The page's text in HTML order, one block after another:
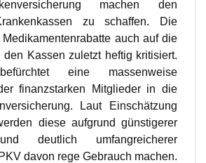
machen den
zu schaffen. Die
auch auf die
den Kassen zuletzt heftig kritisiert.
eine massenweise
finanzstarken Mitglieder in die
Laut Einschätzung
diese aufgrund günstigerer
deutlich umfangreicherer
davon rege Gebrauch machen.